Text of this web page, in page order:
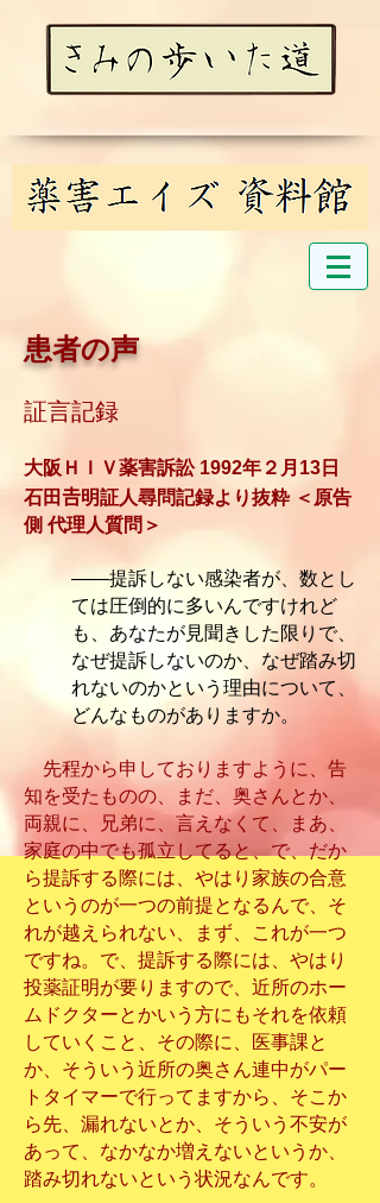
患者の声
証言記録
大阪ＨＩＶ薬害訴訟 1992年２月13日
石田𠮷明証人尋問記録より抜粋 ＜原告
側 代理人質問＞
――提訴しない感染者が、数とし
ては圧倒的に多いんですけれど
も、あなたが見聞きした限りで、
なぜ提訴しないのか、なぜ踏み切
れないのかという理由について、
どんなものがありますか。
先程から申しておりますように、告
知を受たものの、まだ、奥さんとか、
両親に、兄弟に、言えなくて、まあ、
家庭の中でも孤立してると、で、だか
ら提訴する際には、やはり家族の合意
というのが一つの前提となるんで、そ
れが越えられない、まず、これが一つ
ですね。で、提訴する際には、やはり
投薬証明が要りますので、近所のホー
ムドクターとかいう方にもそれを依頼
していくこと、その際に、医事課と
か、そういう近所の奥さん連中がパー
トタイマーで行ってますから、そこか
ら先、漏れないとか、そういう不安が
あって、なかなか増えないというか、
踏み切れないという状況なんです。